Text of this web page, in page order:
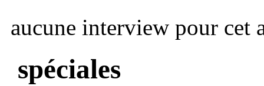
aucune interview pour cet
spéciales